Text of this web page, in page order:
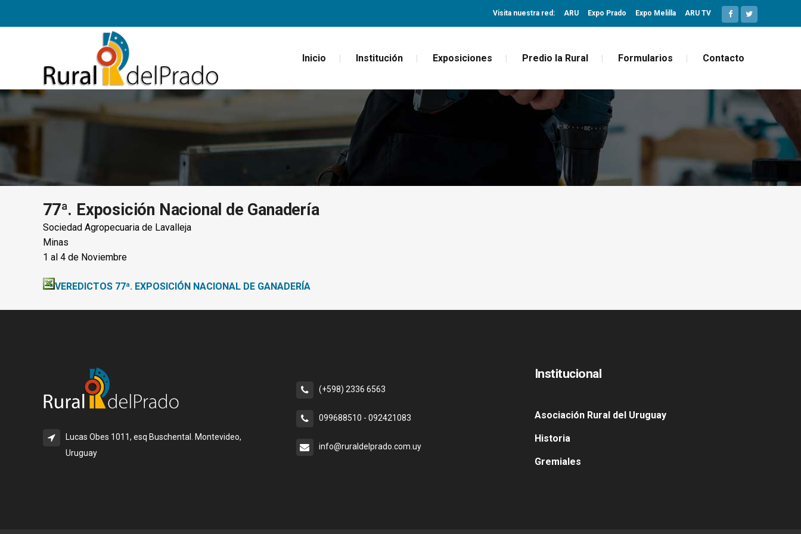
Visita nuestra red: ARU Expo Prado Expo Melilla ARU TV
Inicio Institución Exposiciones Predio la Rural Formularios Contacto
77ª. Exposición Nacional de Ganadería
Sociedad Agropecuaria de Lavalleja
Minas
1 al 4 de Noviembre
VEREDICTOS 77ª. EXPOSICIÓN NACIONAL DE GANADERÍA
Lucas Obes 1011, esq Buschental. Montevideo,
Uruguay
(+598) 2336 6563
099688510 - 092421083
info@ruraldelprado.com.uy
Institucional
Asociación Rural del Uruguay
Historia
Gremiales